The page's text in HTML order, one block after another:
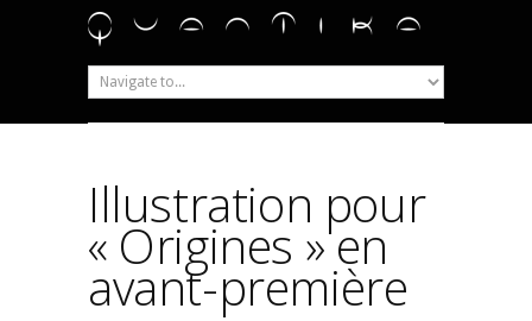
Illustration pour
« Origines » en
avant-première